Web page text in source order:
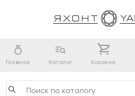
Главная Каталог Корзина